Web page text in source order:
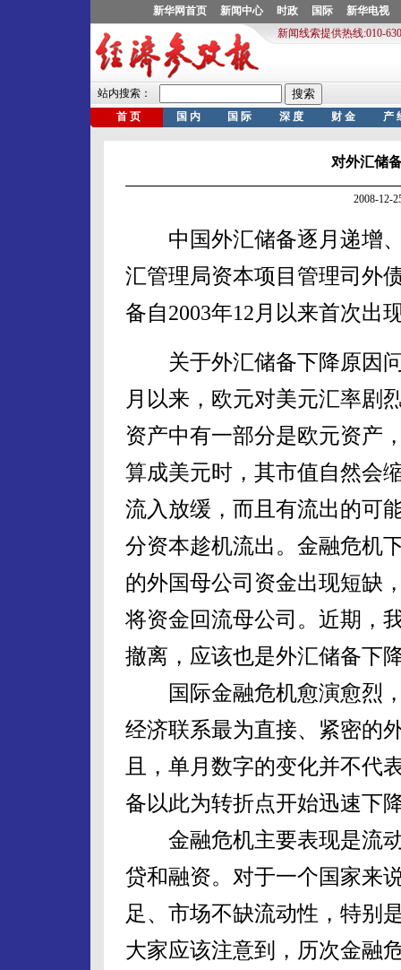
对外汇储
2008-12-
中国外汇储备逐月递增、
汇管理局资本项目管理司外
备自2003年12月以来首次出
关于外汇储备下降原因问
月以来，欧元对美元汇率剧
资产中有一部分是欧元资产
算成美元时，其市值自然会
流入放缓，而且有流出的可
分资本趁机流出。金融危机
的外国母公司资金出现短缺
将资金回流母公司。近期，
撤离，应该也是外汇储备下
国际金融危机愈演愈烈，
经济联系最为直接、紧密的
且，单月数字的变化并不代
备以此为转折点开始迅速下
金融危机主要表现是流动
贷和融资。对于一个国家来
足、市场不缺流动性，特别
大家应该注意到，历次金融